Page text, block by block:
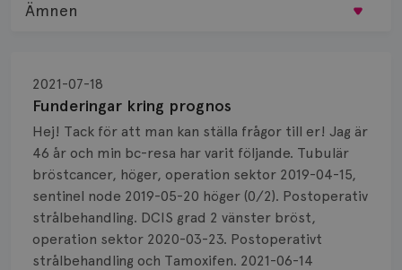
Funderingar kring prognos
2021-07-18
Hej! Tack för att man kan ställa frågor till er! Jag är
46 år och min bc-resa har varit följande. Tubulär
bröstcancer, höger, operation sektor 2019-04-15,
sentinel node 2019-05-20 höger (0/2). Postoperativ
strålbehandling. DCIS grad 2 vänster bröst,
operation sektor 2020-03-23. Postoperativt
strålbehandling och Tamoxifen. 2021-06-14
Ämnen
Biopsi
Biverkningar
Bröstvårta
Knöl
Läkemedel